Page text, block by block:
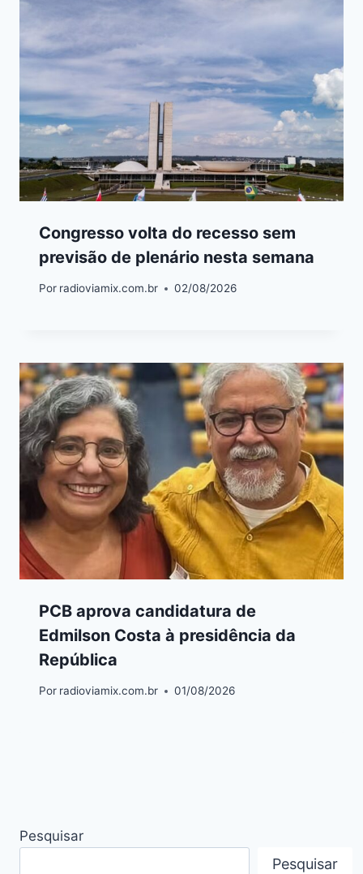
Congresso volta do recesso sem
previsão de plenário nesta semana
Por radioviamix.com.br 02/08/2026
PCB aprova candidatura de
Edmilson Costa à presidência da
República
Por radioviamix.com.br 01/08/2026
Pesquisar
Pesquisar